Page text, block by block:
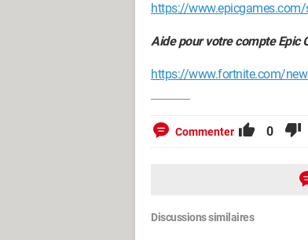
https://
Aide pour votre compte Epic
https://www.fortnite.com/
Commenter 0
Discussions similaires